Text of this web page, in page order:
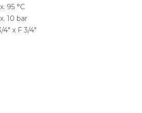
95 °C
10 bar
4" x F 3/4"